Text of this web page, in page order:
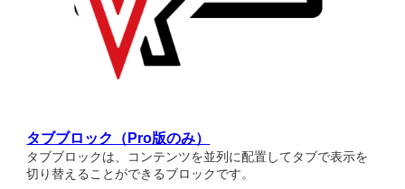
タブブロック（Pro版のみ）
タブブロックは、コンテンツを並列に配置してタブで表示を
切り替えることができるブロックです。